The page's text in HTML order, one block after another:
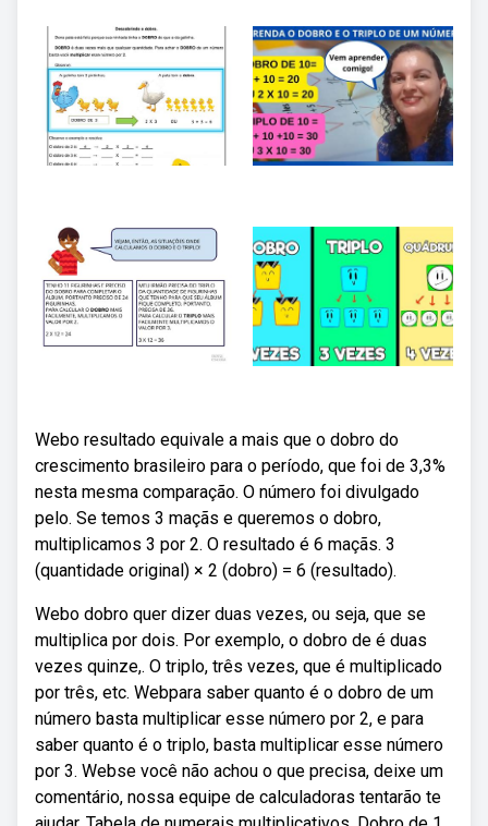
Webo resultado equivale a mais que o dobro do
crescimento brasileiro para o período, que foi de 3,3%
nesta mesma comparação. O número foi divulgado
pelo. Se temos 3 maçãs e queremos o dobro,
multiplicamos 3 por 2. O resultado é 6 maçãs. 3
(quantidade original) × 2 (dobro) = 6 (resultado).
Webo dobro quer dizer duas vezes, ou seja, que se
multiplica por dois. Por exemplo, o dobro de é duas
vezes quinze,. O triplo, três vezes, que é multiplicado
por três, etc. Webpara saber quanto é o dobro de um
número basta multiplicar esse número por 2, e para
saber quanto é o triplo, basta multiplicar esse número
por 3. Webse você não achou o que precisa, deixe um
comentário, nossa equipe de calculadoras tentarão te